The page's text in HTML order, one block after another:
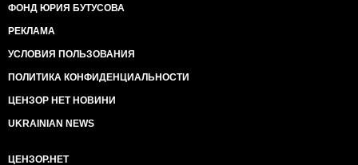
ФОНД ЮРИЯ БУТУСОВА
РЕКЛАМА
УСЛОВИЯ ПОЛЬЗОВАНИЯ
ПОЛИТИКА КОНФИДЕНЦИАЛЬНОСТИ
ЦЕНЗОР НЕТ НОВИНИ
UKRAINIAN NEWS
ЦЕНЗОР.НЕТ